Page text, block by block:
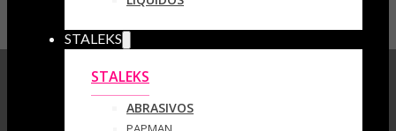
STALEKS
STALEKS
ABRASIVOS